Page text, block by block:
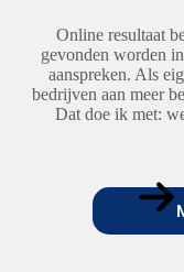
Online resultaat
gevonden worden
aanspreken. Als
bedrijven aan meer
Dat doe ik met: